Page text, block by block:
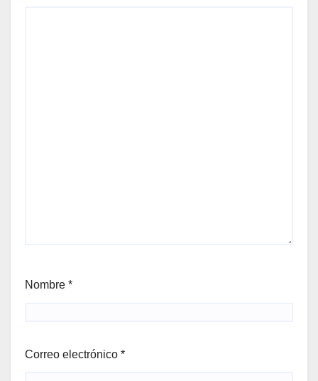
Nombre *
Correo electrónico *